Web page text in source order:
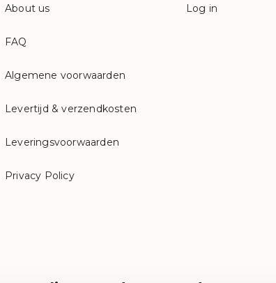
About us
FAQ
Algemene voorwaarden
Levertijd & verzendkosten
Leveringsvoorwaarden
Privacy Policy
Log in